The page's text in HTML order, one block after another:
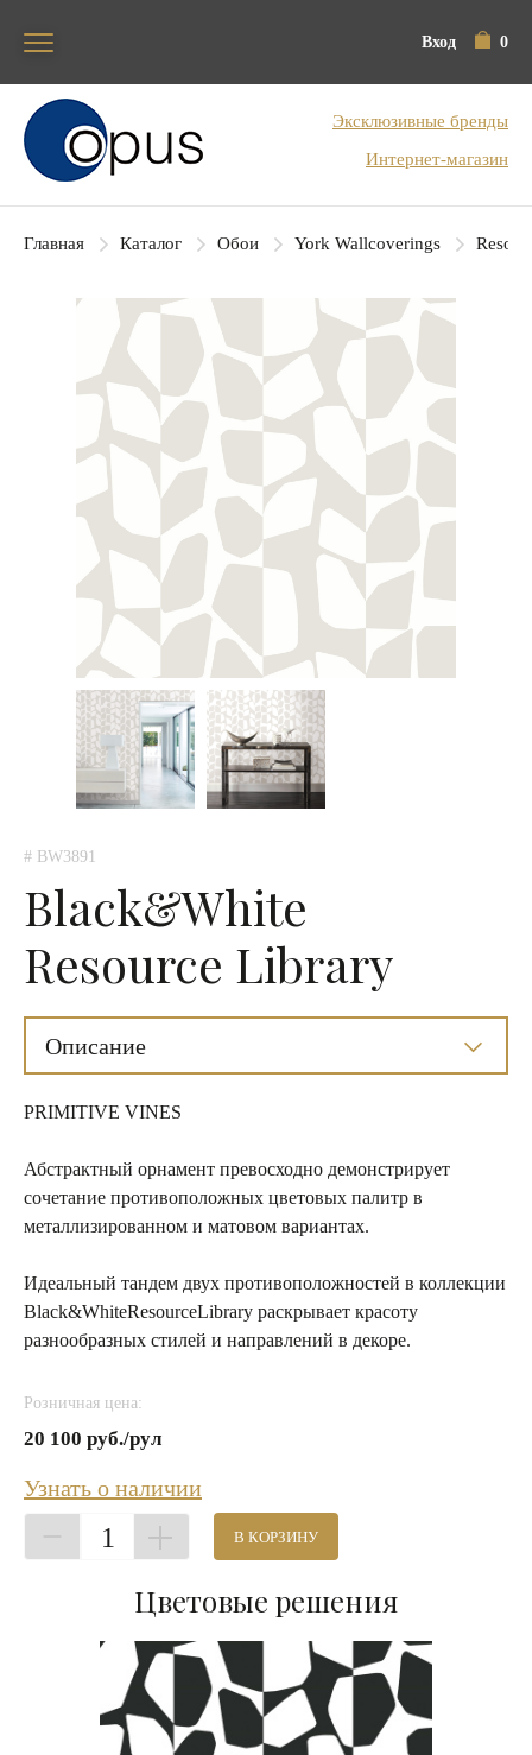
Вход 0
Блок поиска
Эксклюзивные бренды
Интернет-магазин
Главная Каталог Обои York Wallcoverings
# BW3891
Black&White
Resource Library
Описание
PRIMITIVE VINES
Абстрактный орнамент превосходно демонстрирует
сочетание противоположных цветовых палитр в
металлизированном и матовом вариантах.
Идеальный тандем двух противоположностей в коллекции
Black&WhiteResourceLibrary раскрывает красоту
разнообразных стилей и направлений в декоре.
Розничная цена:
20 100 руб./рул
Узнать о наличии
1 В КОРЗИНУ
Цветовые решения